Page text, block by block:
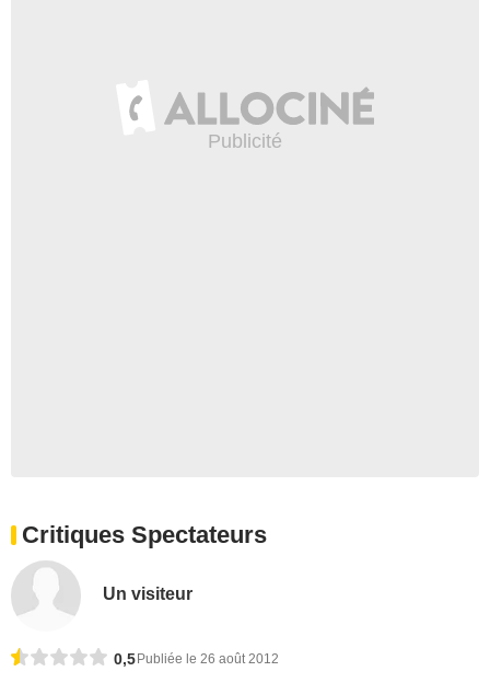
Critiques Spectateurs
Un visiteur
0,5Publiée le 26 août 2012